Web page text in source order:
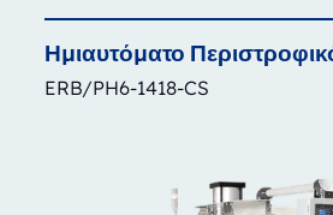
Ημιαυτόματο
ERB/PH6-1418-CS